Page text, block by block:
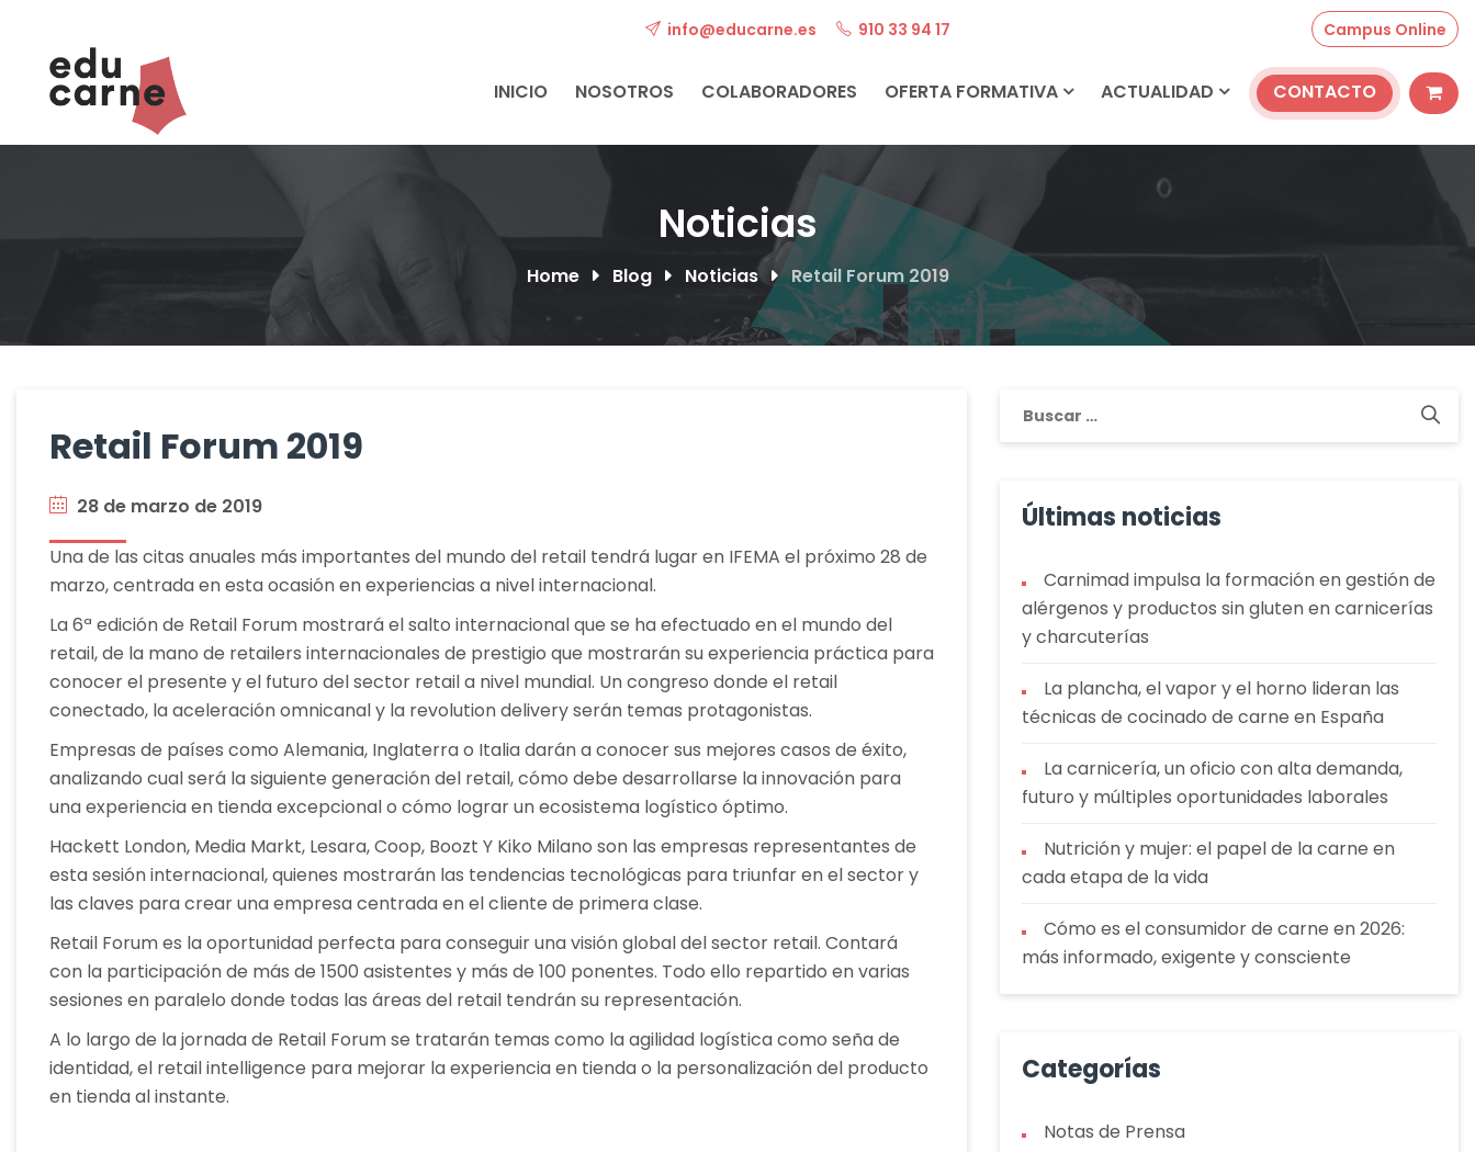
content
info@educarne.es 910 33 94 17 Campus Online
INICIO NOSOTROS COLABORADORES OFERTA FORMATIVA ACTUALIDAD CONTACTO
Noticias
Home Blog Noticias Retail Forum 2019
Retail Forum 2019
28 de marzo de 2019
Una de las citas anuales más importantes del mundo del retail tendrá lugar en IFEMA el próximo 28 de
marzo, centrada en esta ocasión en experiencias a nivel internacional.
La 6ª edición de Retail Forum mostrará el salto internacional que se ha efectuado en el mundo del
retail, de la mano de retailers internacionales de prestigio que mostrarán su experiencia práctica para
conocer el presente y el futuro del sector retail a nivel mundial. Un congreso donde el retail
conectado, la aceleración omnicanal y la revolution delivery serán temas protagonistas.
Empresas de países como Alemania, Inglaterra o Italia darán a conocer sus mejores casos de éxito,
analizando cual será la siguiente generación del retail, cómo debe desarrollarse la innovación para
una experiencia en tienda excepcional o cómo lograr un ecosistema logístico óptimo.
Hackett London, Media Markt, Lesara, Coop, Boozt Y Kiko Milano son las empresas representantes de
esta sesión internacional, quienes mostrarán las tendencias tecnológicas para triunfar en el sector y
las claves para crear una empresa centrada en el cliente de primera clase.
Retail Forum es la oportunidad perfecta para conseguir una visión global del sector retail. Contará
con la participación de más de 1500 asistentes y más de 100 ponentes. Todo ello repartido en varias
sesiones en paralelo donde todas las áreas del retail tendrán su representación.
A lo largo de la jornada de Retail Forum se tratarán temas como la agilidad logística como seña de
identidad, el retail intelligence para mejorar la experiencia en tienda o la personalización del producto
en tienda al instante.
Últimas noticias
Carnimad impulsa la formación en gestión de
alérgenos y productos sin gluten en carnicerías
y charcuterías
La plancha, el vapor y el horno lideran las
técnicas de cocinado de carne en España
La carnicería, un oficio con alta demanda,
futuro y múltiples oportunidades laborales
Nutrición y mujer: el papel de la carne en
cada etapa de la vida
Cómo es el consumidor de carne en 2026:
más informado, exigente y consciente
Categorías
Notas de Prensa